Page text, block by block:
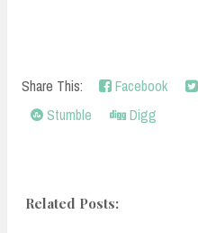
Share This: Facebook
Stumble
Digg
Related Posts: